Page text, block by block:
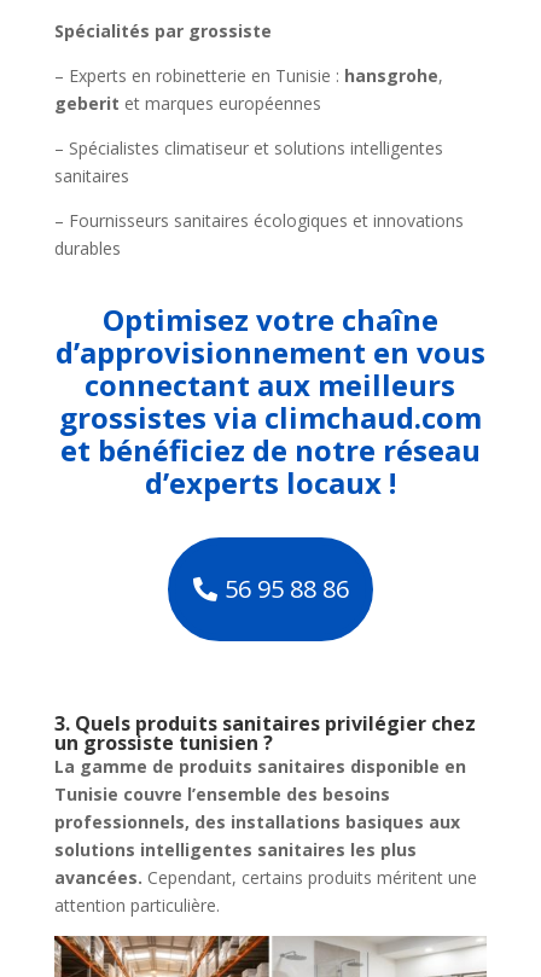
Spécialités par grossiste
– Experts en robinetterie en Tunisie : hansgrohe,
geberit et marques européennes
– Spécialistes climatiseur et solutions intelligentes
sanitaires
– Fournisseurs sanitaires écologiques et innovations
durables
Optimisez votre chaîne
d’approvisionnement en vous
connectant aux meilleurs
grossistes via climchaud.com
et bénéficiez de notre réseau
d’experts locaux !
56 95 88 86
3. Quels produits sanitaires privilégier chez
un grossiste tunisien ?
La gamme de produits sanitaires disponible en
Tunisie couvre l’ensemble des besoins
professionnels, des installations basiques aux
solutions intelligentes sanitaires les plus
avancées. Cependant, certains produits méritent une
attention particulière.